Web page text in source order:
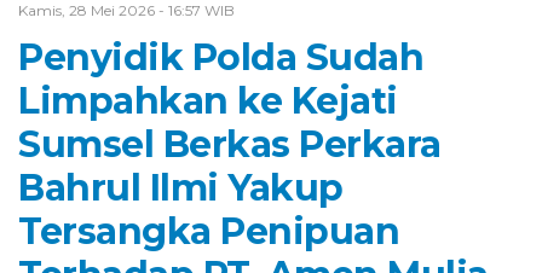
Kamis, 28 Mei 2026 - 16:57 WIB
Penyidik Polda Sudah
Limpahkan ke Kejati
Sumsel Berkas Perkara
Bahrul Ilmi Yakup
Tersangka Penipuan